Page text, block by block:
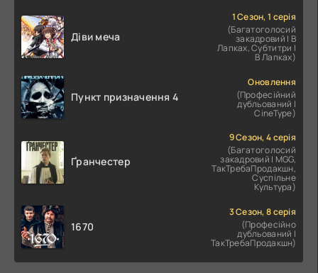
Діви меча
1 Сезон, 1 серія
(Багатоголосий
закадровий | В
Лапках, Субтитри |
В Лапках)
Пункт призначення 4
Оновлення
(Професійний
дубльований |
CineType)
Ґранчестер
9 Сезон, 4 серія
(Багатоголосий
закадровий | MGG,
ТакТребаПродакшн,
Суспільне
Культура)
1670
3 Сезон, 8 серія
(Професійно
дубльований |
ТакТребаПродакшн)